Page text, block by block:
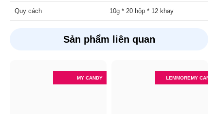
Quy cách 10g * 20 hộp * 12 khay
Sản phẩm liên quan
MY CANDY LEMMOREMY CANDY